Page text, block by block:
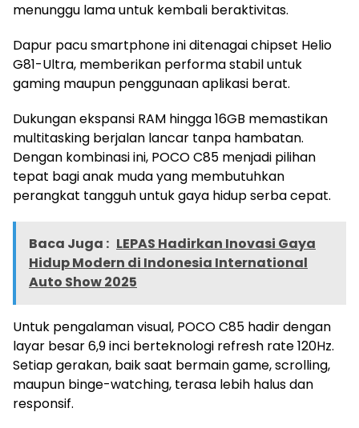
menunggu lama untuk kembali beraktivitas.
Dapur pacu smartphone ini ditenagai chipset Helio
G81-Ultra, memberikan performa stabil untuk
gaming maupun penggunaan aplikasi berat.
Dukungan ekspansi RAM hingga 16GB memastikan
multitasking berjalan lancar tanpa hambatan.
Dengan kombinasi ini, POCO C85 menjadi pilihan
tepat bagi anak muda yang membutuhkan
perangkat tangguh untuk gaya hidup serba cepat.
Baca Juga : LEPAS Hadirkan Inovasi Gaya
Hidup Modern di Indonesia International
Auto Show 2025
Untuk pengalaman visual, POCO C85 hadir dengan
layar besar 6,9 inci berteknologi refresh rate 120Hz.
Setiap gerakan, baik saat bermain game, scrolling,
maupun binge-watching, terasa lebih halus dan
responsif.